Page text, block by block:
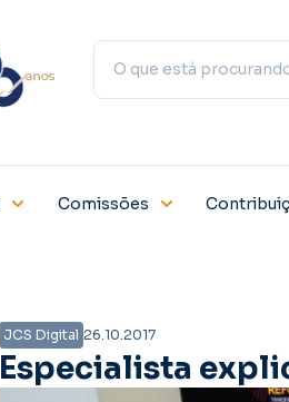
Comissões
JCS Digital 26.10.2017
Especialista